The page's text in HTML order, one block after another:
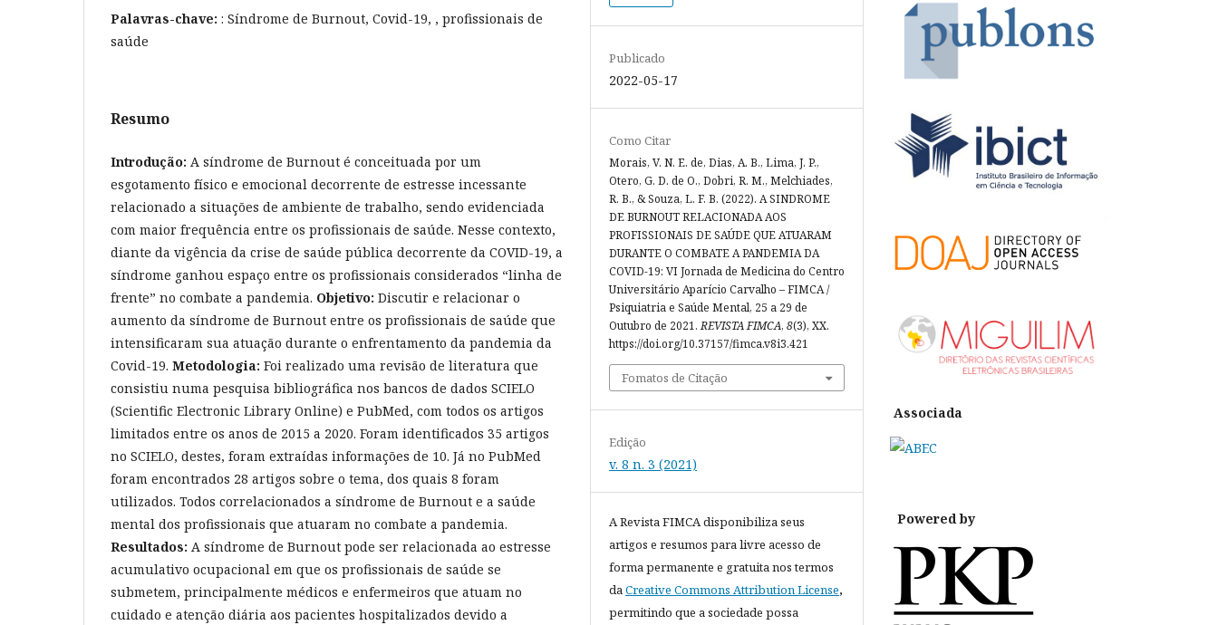
Palavras-chave: : Síndrome de Burnout, Covid-19, , profissionais de
saúde
Resumo
Introdução: A síndrome de Burnout é conceituada por um
esgotamento físico e emocional decorrente de estresse incessante
relacionado a situações de ambiente de trabalho, sendo evidenciada
com maior frequência entre os profissionais de saúde. Nesse contexto,
diante da vigência da crise de saúde pública decorrente da COVID-19, a
síndrome ganhou espaço entre os profissionais considerados “linha de
frente” no combate a pandemia. Objetivo: Discutir e relacionar o
aumento da síndrome de Burnout entre os profissionais de saúde que
intensificaram sua atuação durante o enfrentamento da pandemia da
Covid-19. Metodologia: Foi realizado uma revisão de literatura que
consistiu numa pesquisa bibliográfica nos bancos de dados SCIELO
(Scientific Electronic Library Online) e PubMed, com todos os artigos
limitados entre os anos de 2015 a 2020. Foram identificados 35 artigos
no SCIELO, destes, foram extraídas informações de 10. Já no PubMed
foram encontrados 28 artigos sobre o tema, dos quais 8 foram
utilizados. Todos correlacionados a síndrome de Burnout e a saúde
mental dos profissionais que atuaram no combate a pandemia.
Resultados: A síndrome de Burnout pode ser relacionada ao estresse
acumulativo ocupacional em que os profissionais de saúde se
submetem, principalmente médicos e enfermeiros que atuam no
cuidado e atenção diária aos pacientes hospitalizados devido a
Publicado
2022-05-17
Como Citar
Morais, V. N. E. de, Dias, A. B., Lima, J. P.,
Otero, G. D. de O., Dobri, R. M., Melchiades,
R. B., & Souza, L. F. B. (2022). A SINDROME
DE BURNOUT RELACIONADA AOS
PROFISSIONAIS DE SAÚDE QUE ATUARAM
DURANTE O COMBATE A PANDEMIA DA
COVID-19: VI Jornada de Medicina do Centro
Universitário Aparício Carvalho – FIMCA /
Psiquiatria e Saúde Mental, 25 a 29 de
Outubro de 2021.REVISTA FIMCA, 8(3), XX.
https://doi.org/10.37157/fimca.v8i3.421
Fomatos de Citação
Edição
v. 8 n. 3 (2021)
A Revista FIMCA disponibiliza seus
artigos e resumos para livre acesso de
forma permanente e gratuita nos termos
da Creative Commons Attribution License,
permitindo que a sociedade possa
Associada
Powered by